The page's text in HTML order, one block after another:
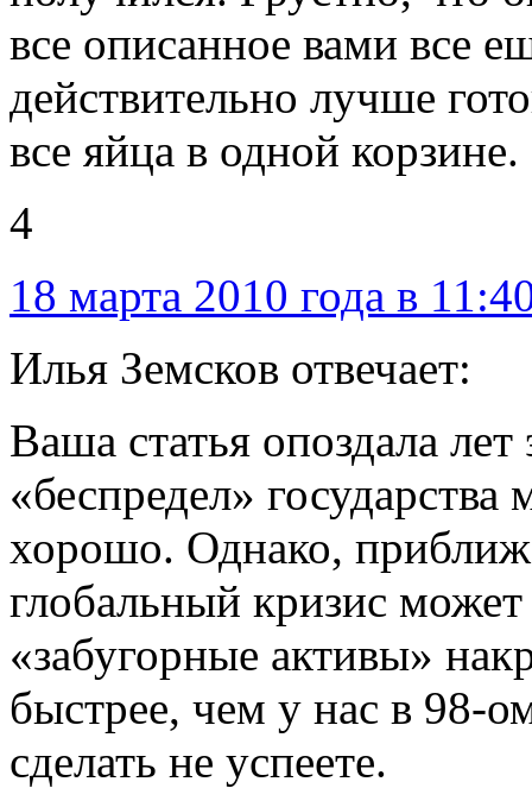
все описанное вами все
действительно лучше
все яйца в одной корзине.
4
18 марта 2010 года в
Илья Земсков отвечает:
Ваша статья опоздала
«беспредел»
хорошо. Однако,
глобальный кризис может
«забугорные активы»
быстрее, чем у нас в 98-
сделать не успеете.